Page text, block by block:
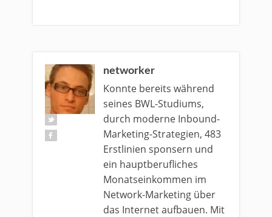
networker
Konnte bereits während
seines BWL-Studiums,
durch moderne Inbound-
Marketing-Strategien, 483
Erstlinien sponsern und
ein hauptberufliches
Monatseinkommen im
Network-Marketing über
das Internet aufbauen. Mit